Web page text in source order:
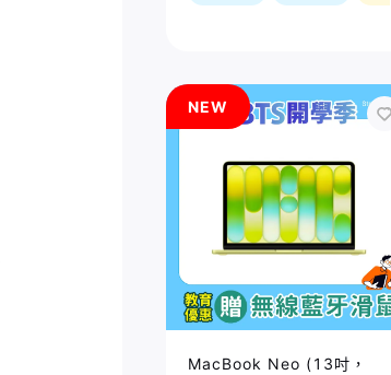
NEW
MacBook Neo (13吋，